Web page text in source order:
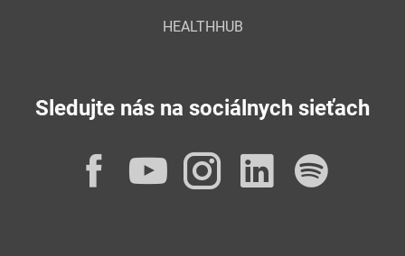
HEALTHHUB
Sledujte nás na sociálnych sieťach
Facebook
YouTube
Instagram